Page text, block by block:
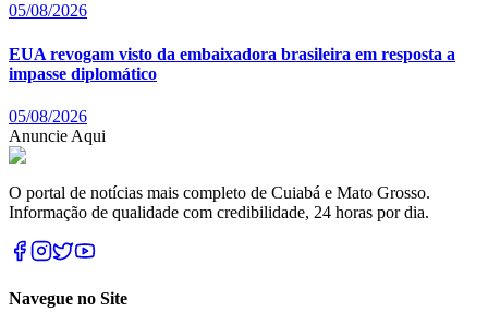
05/08/2026
EUA revogam visto da embaixadora brasileira em resposta a
impasse diplomático
05/08/2026
Anuncie Aqui
O portal de notícias mais completo de Cuiabá e Mato Grosso.
Informação de qualidade com credibilidade, 24 horas por dia.
Navegue no Site